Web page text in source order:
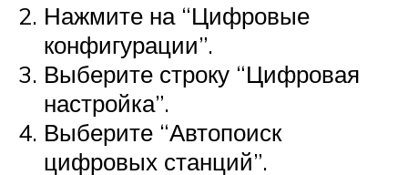
Нажмите на “Цифровые
конфигурации”.
Выберите строку “Цифровая
настройка”.
Выберите “Автопоиск
цифровых станций”.